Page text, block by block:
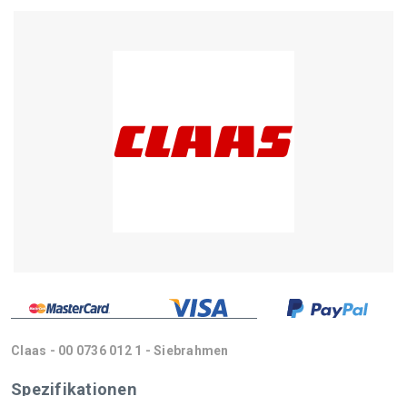
Claas - 00 0736 012 1 - Siebrahmen
Spezifikationen